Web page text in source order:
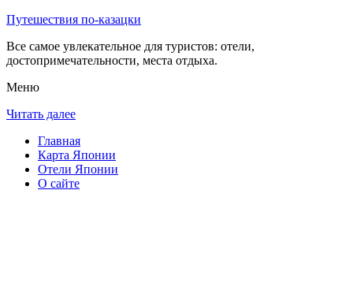
Путешествия по-казацки
Все самое увлекательное для туристов: отели,
достопримечательности, места отдыха.
Меню
Читать далее
Главная
Карта Японии
Отели Японии
О сайте